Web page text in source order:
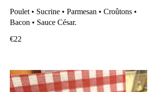
Poulet • Sucrine • Parmesan • Croûtons •
Bacon • Sauce César.
€22